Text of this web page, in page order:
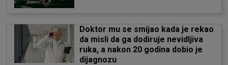
Doktor mu se smijao kada je rekao
da misli da ga dodiruje nevidljiva
ruka, a nakon 20 godina dobio je
dijagnozu